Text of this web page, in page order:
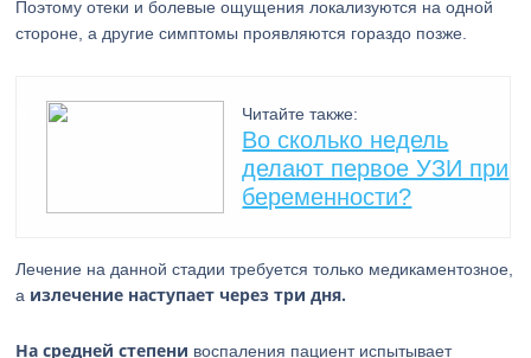
Поэтому отеки и болевые ощущения локализуются на одной
стороне, а другие симптомы проявляются гораздо позже.
Читайте также:
Во сколько недель
делают первое УЗИ при
беременности?
Лечение на данной стадии требуется только медикаментозное,
а излечение наступает через три дня.
На средней степени воспаления пациент испытывает